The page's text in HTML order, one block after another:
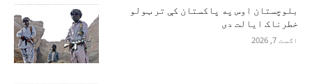
بلوچستان اوس په پاکستان کې تر ټولو
خطرناک ایالت دی
اګست 7, 2026